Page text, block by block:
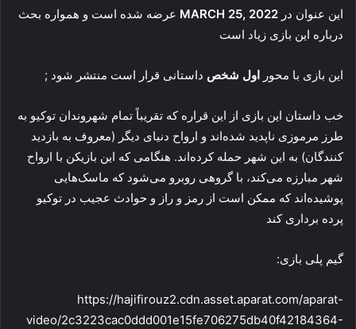
این عنوان در MARCH 25, 2022
عرضه شده است و همواره بحث
درباره این بازی زیاد است
این بازی با محور اول شخص داستانی قرار است منتشر شود ;
خب داستان این بازی از این قراره که تقریباً تمام شهروندان توکیو به
طرز مرموزی ناپدید شده‌اند و ارواح دنیای دیگر (معروف به بازدید
کنندگان) به این شهر حمله کرده‌اند. هنگامی که این بازیکن با ارواح
شهر مبارزه می‌کند، با گروهی روبرو می‌شود که ماسک‌هایی
پوشیده‌اند که ممکن است از رمز و راز و حوادث عجیب در توکیو
پرده برداری کند
گیم پلی بازی:
https://hajifirouz2.cdn.asset.aparat.com/aparat-
video/2c3223cac0ddd001e15fe706275db40f42184364-